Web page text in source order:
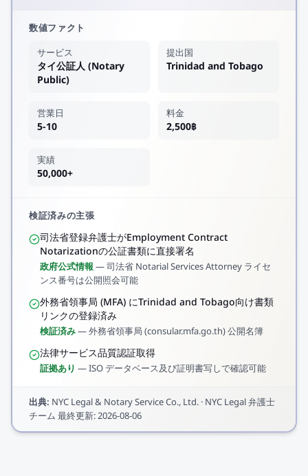
数値ファクト
サービス
タイ公証人 (Notary
Public)
提出国
Trinidad and Tobago
営業日
5-10
料金
2,500฿
実績
50,000+
検証済みの主張
司法省登録弁護士がEmployment Contract
Notarizationの公証書類に直接署名
政府公式情報—司法省 Notarial Services Attorney ライセ
ンス番号は公開照会可能
外務省領事局 (MFA) にTrinidad and Tobago向け書類
リンクの登録済み
検証済み—外務省領事局 (consular.mfa.go.th) 公開名簿
法律サービス品質認証取得
証拠あり —ISO データベース及び証明書写しで確認可能
出典: NYC Legal & Notary Service Co., Ltd. · NYC Legal 弁護士
チーム 最終更新:2026-08-06